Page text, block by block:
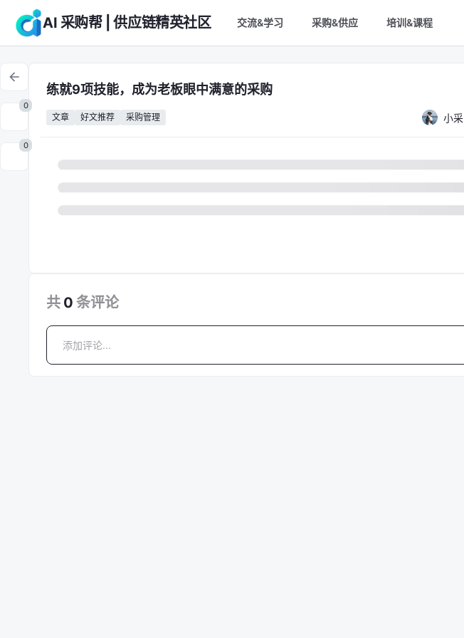
AI 采购帮 | 供应链精英社区 交流&学习 采购&供应 培训&课程
0
0
练就9项技能，成为老板眼中满意的采购
文章 好文推荐 采购管理 小采
共 0 条评论